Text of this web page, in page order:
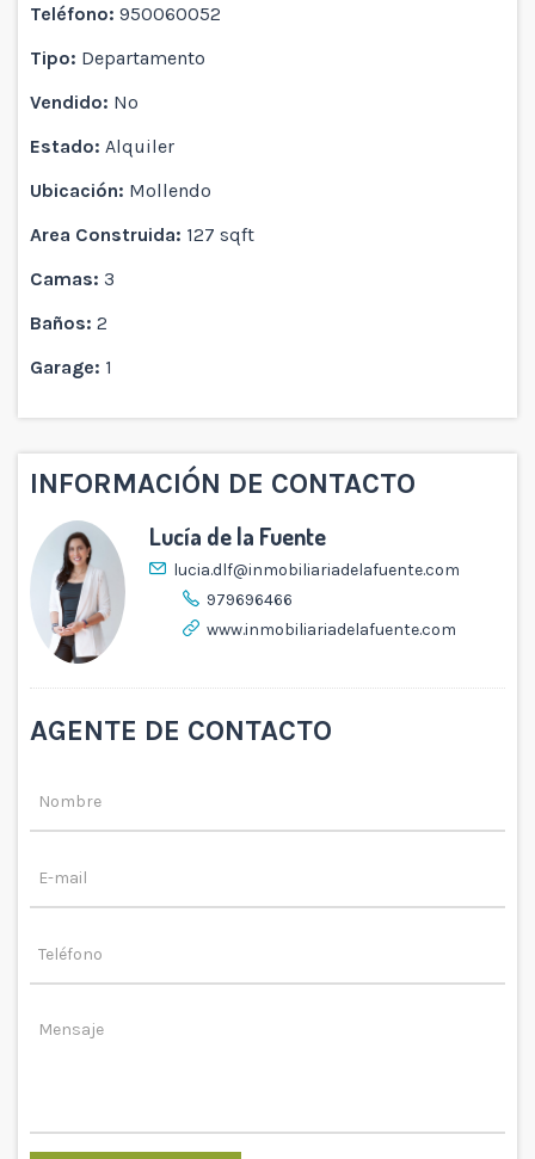
Teléfono: 950060052
Tipo: Departamento
Vendido: No
Estado: Alquiler
Ubicación: Mollendo
Area Construida:
127 sqft
Camas: 3
Baños: 2
Garage: 1
INFORMACIÓN DE CONTACTO
Lucía de la Fuente
lucia.dlf@inmobiliariadelafuente.com
979696466
www.inmobiliariadelafuente.com
AGENTE DE CONTACTO